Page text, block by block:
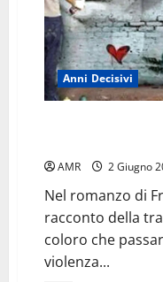
Anni Decisivi
AMR 2 Giugno
Nel romanzo di
racconto della
coloro che
violenza...